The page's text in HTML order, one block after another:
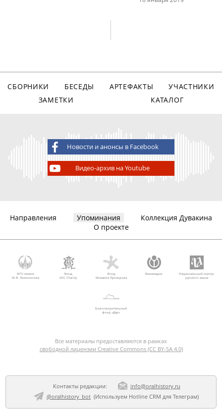
СБОРНИКИ БЕСЕДЫ АРТЕФАКТЫ
УЧАСТНИКИ
ЗАМЕТКИ
КАТАЛОГ
Новости и анонсы в Facebook
Видео-архив на Youtube
Направления Упоминания
Коллекция Дувакина
О проекте
МГУ имени
М.В. Ломоносова
Фонд
AVC Charity
Фонд
Михаила Прохорова
Викимедиа
Национальный корпус
русского языка
Благотворительный
фонд «Дар»
Все материалы предоставляются в рамках
свободной лицензии Creative Commons (CC BY-SA 4.0)
Контакты редакции:
info@oralhistory.ru
@oralhistory_bot(Используем Hotline CRM для Телеграм)